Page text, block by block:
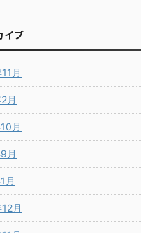
イブ
月
月
月
月
月
月